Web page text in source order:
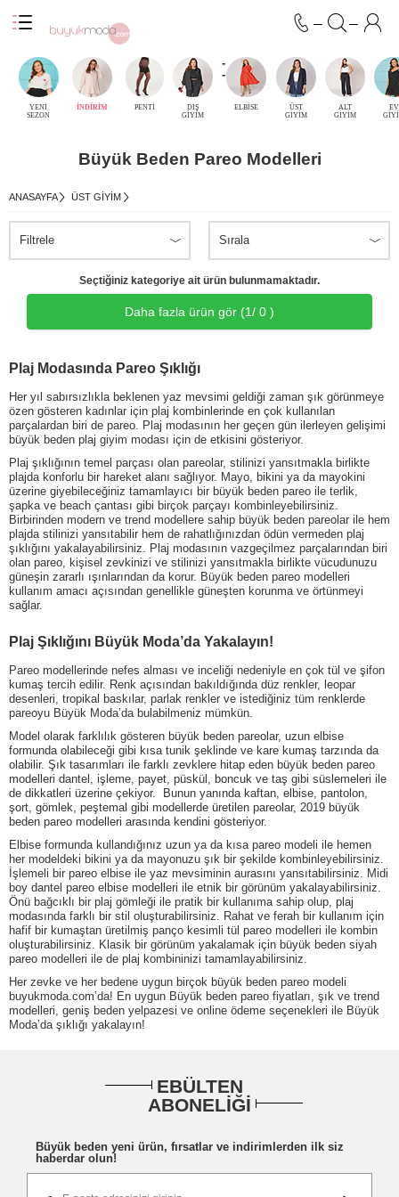
YENİ
SEZON
İNDİRİM PENTİ
DIŞ
GİYİM
-
-
ELBİSE
ÜST
GİYİM
ALT
GİYİM
EV
Büyük Beden Pareo Modelleri
ANASAYFA ÜST GIYIM
Filtrele Sırala
Seçtiğiniz kategoriye ait ürün bulunmamaktadır.
Daha fazla ürün gör (1/ 0 )
Plaj Modasında Pareo Şıklığı
Her yıl sabırsızlıkla beklenen yaz mevsimi geldiği zaman şık görünmeye
özen gösteren kadınlar için plaj kombinlerinde en çok kullanılan
parçalardan biri de pareo. Plaj modasının her geçen gün ilerleyen gelişimi
büyük beden plaj giyim modası için de etkisini gösteriyor.
Plaj şıklığının temel parçası olan pareolar, stilinizi yansıtmakla birlikte
plajda konforlu bir hareket alanı sağlıyor. Mayo, bikini ya da mayokini
üzerine giyebileceğiniz tamamlayıcı bir büyük beden pareo ile terlik,
şapka ve beach çantası gibi birçok parçayı kombinleyebilirsiniz.
Birbirinden modern ve trend modellere sahip büyük beden pareolar ile hem
plajda stilinizi yansıtabilir hem de rahatlığınızdan ödün vermeden plaj
şıklığını yakalayabilirsiniz. Plaj modasının vazgeçilmez parçalarından biri
olan pareo, kişisel zevkinizi ve stilinizi yansıtmakla birlikte vücudunuzu
güneşin zararlı ışınlarından da korur. Büyük beden pareo modelleri
kullanım amacı açısından genellikle güneşten korunma ve örtünmeyi
sağlar.
Plaj Şıklığını Büyük Moda’da Yakalayın!
Pareo modellerinde nefes alması ve inceliği nedeniyle en çok tül ve şifon
kumaş tercih edilir. Renk açısından bakıldığında düz renkler, leopar
desenleri, tropikal baskılar, parlak renkler ve istediğiniz tüm renklerde
pareoyu Büyük Moda’da bulabilmeniz mümkün.
Model olarak farklılık gösteren büyük beden pareolar, uzun elbise
formunda olabileceği gibi kısa tunik şeklinde ve kare kumaş tarzında da
olabilir. Şık tasarımları ile farklı zevklere hitap eden büyük beden pareo
modelleri dantel, işleme, payet, püskül, boncuk ve taş gibi süslemeleri ile
de dikkatleri üzerine çekiyor. Bunun yanında kaftan, elbise, pantolon,
şort, gömlek, peştemal gibi modellerde üretilen pareolar, 2019 büyük
beden pareo modelleri arasında kendini gösteriyor.
Elbise formunda kullandığınız uzun ya da kısa pareo modeli ile hemen
her modeldeki bikini ya da mayonuzu şık bir şekilde kombinleyebilirsiniz.
İşlemeli bir pareo elbise ile yaz mevsiminin aurasını yansıtabilirsiniz. Midi
boy dantel pareo elbise modelleri ile etnik bir görünüm yakalayabilirsiniz.
Önü bağcıklı bir plaj gömleği ile pratik bir kullanıma sahip olup, plaj
modasında farklı bir stil oluşturabilirsiniz. Rahat ve ferah bir kullanım için
hafif bir kumaştan üretilmiş panço kesimli tül pareo modelleri ile kombin
oluşturabilirsiniz. Klasik bir görünüm yakalamak için büyük beden siyah
pareo modelleri ile de plaj kombininizi tamamlayabilirsiniz.
Her zevke ve her bedene uygun birçok büyük beden pareo modeli
buyukmoda.com’da! En uygun Büyük beden pareo fiyatları, şık ve trend
modelleri, geniş beden yelpazesi ve online ödeme seçenekleri ile Büyük
Moda’da şıklığı yakalayın!
EBÜLTEN
ABONELİĞİ
Büyük beden yeni ürün, fırsatlar ve indirimlerden ilk siz
haberdar olun!